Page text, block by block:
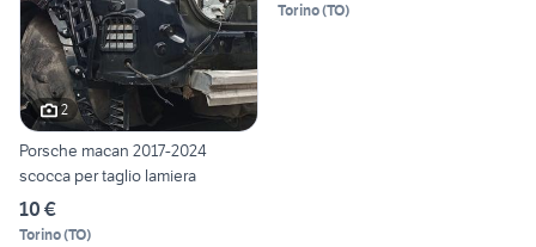
2
Porsche macan 2017-2024
scocca per taglio lamiera
10 €
Torino(TO)
Torino(TO)